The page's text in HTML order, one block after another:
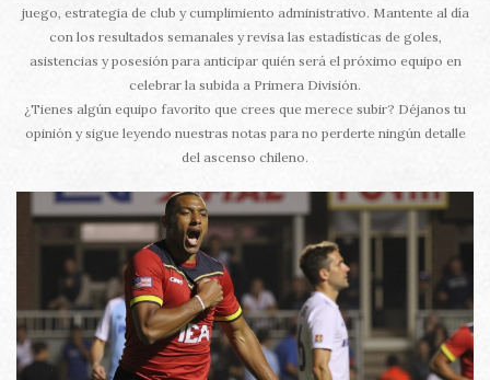
juego, estrategia de club y cumplimiento administrativo. Mantente al día
con los resultados semanales y revisa las estadísticas de goles,
asistencias y posesión para anticipar quién será el próximo equipo en
celebrar la subida a Primera División.
¿Tienes algún equipo favorito que crees que merece subir? Déjanos tu
opinión y sigue leyendo nuestras notas para no perderte ningún detalle
del ascenso chileno.